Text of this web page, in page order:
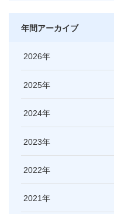
年間アーカイブ
2026
2025
2024
2023
2022
2021